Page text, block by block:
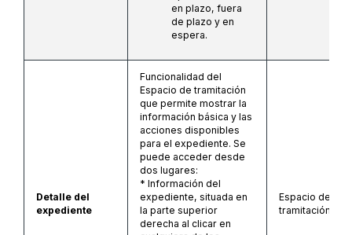
en plazo, fuera
de plazo y en
espera.
Detalle del
expediente
Funcionalidad del
Espacio de tramitación
que permite mostrar la
información básica y las
acciones disponibles
para el expediente. Se
puede acceder desde
dos lugares:
* Información del
expediente, situada en
la parte superior
derecha al clicar en
Espacio de
tramitación